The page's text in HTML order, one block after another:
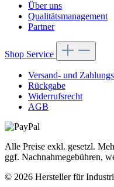
Über uns
Qualitätsmanagement
Partner
Shop Service
Versand- und
Rückgabe
Widerrufsrecht
AGB
Alle Preise exkl. gesetzl.
ggf. Nachnahmegebühren,
© 2026 Hersteller für